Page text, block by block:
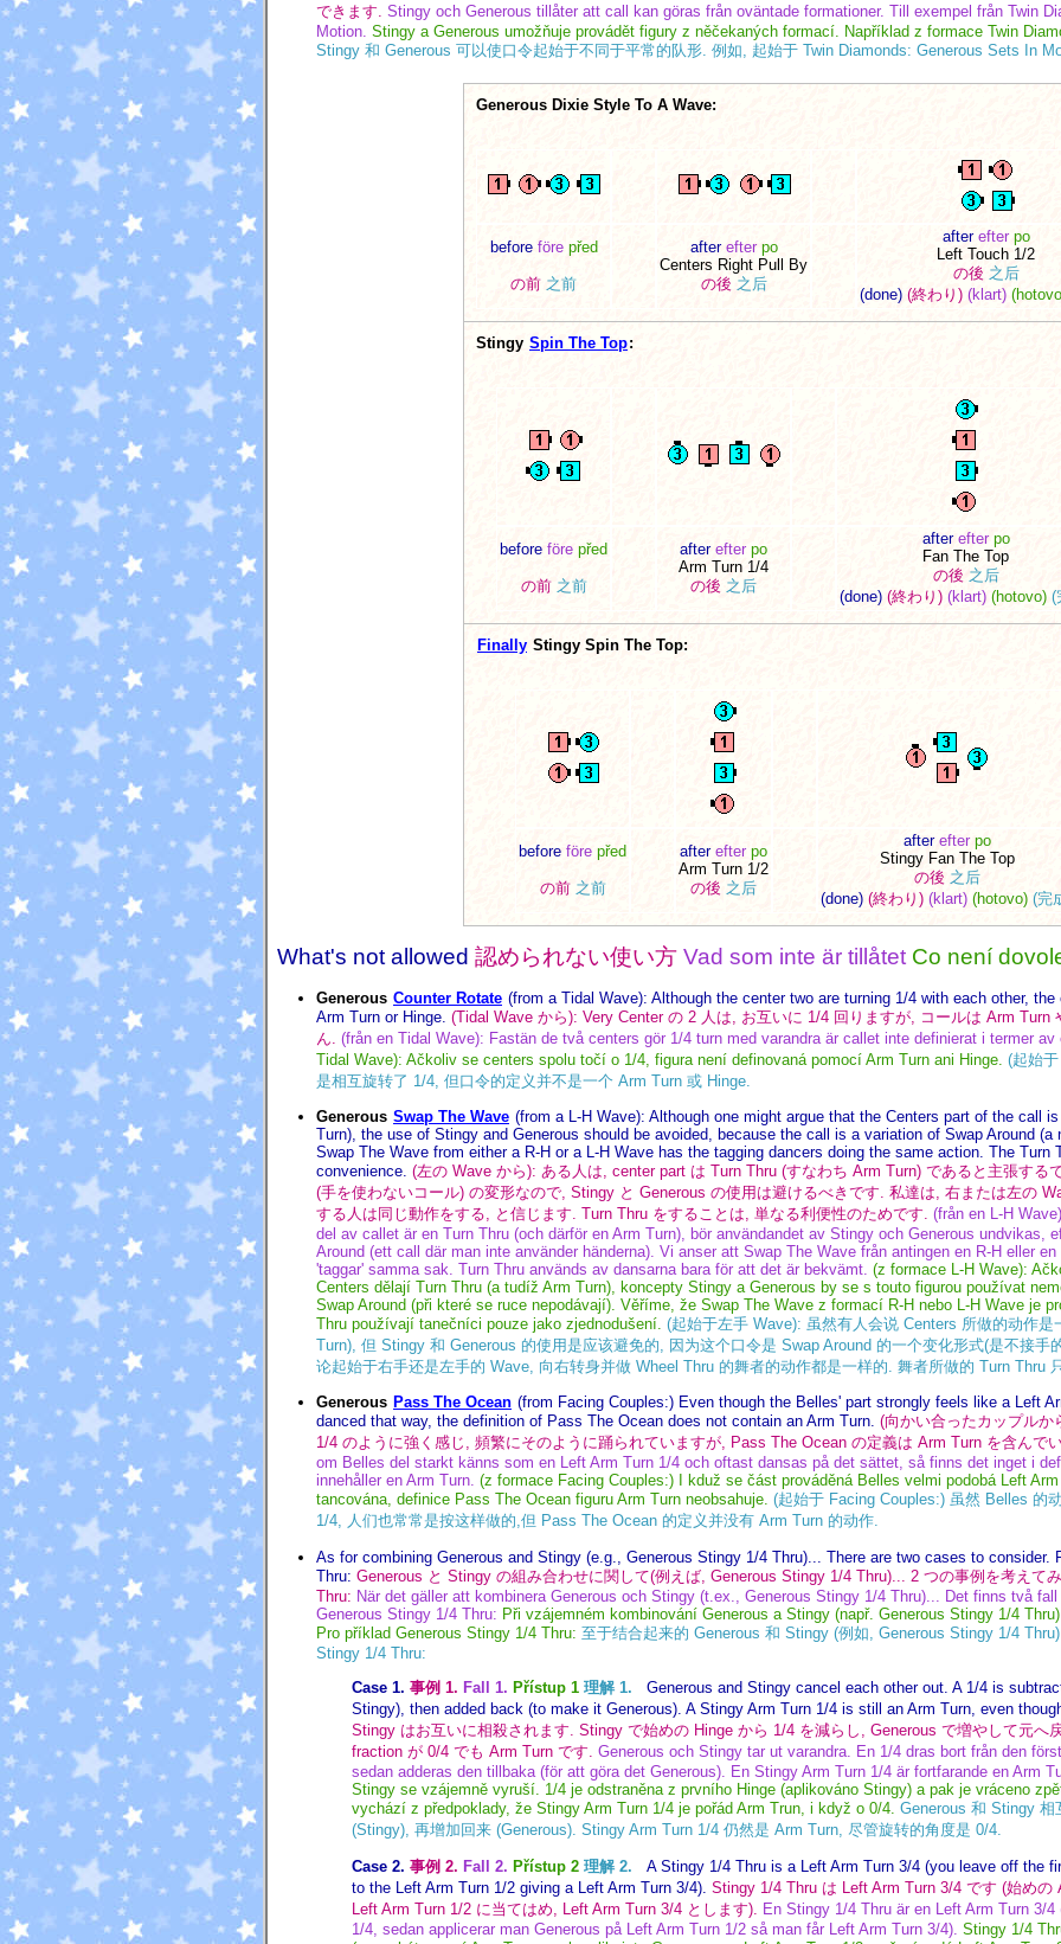
できます. Stingy och Generous tillåter att call kan göras från oväntade formationer. Till exempel från Twin
Motion. Stingy a Generous umožňuje provádět figury z něčekaných formací. Například z formace Twin
Stingy 和 Generous 可以使口令起始于不同于平常的队形. 例如, 起始于 Twin Diamonds: Generous Sets In
Generous Dixie Style To A Wave:
before före před
の前 之前
after efter po
Centers Right Pull By
の後 之后
after efter po
Left Touch 1/2
の後 之后
(done) (終わり) (klart)
Stingy Spin The Top:
before före před
の前 之前
after efter po
Arm Turn 1/4
の後 之后
after efter po
Fan The Top
の後 之后
(done) (終わり) (klart) (hotovo) (
Finally Stingy Spin The Top:
before före před
の前 之前
after efter po
Arm Turn 1/2
の後 之后
after efter po
Stingy Fan The Top
の後 之后
(done) (終わり) (klart) (hotovo) (完
What's not allowed 認められない使い方 Vad som inte är tillåtet Co není
Generous Counter Rotate (from a Tidal Wave): Although the center two are turning 1/4 with each other,
Arm Turn or Hinge. (Tidal Wave から): Very Center の 2 人は, お互いに 1/4 回りますが, コールは Arm Turn
ん. (från en Tidal Wave): Fastän de två centers gör 1/4 turn med varandra är callet inte definierat i termer av
Tidal Wave): Ačkoliv se centers spolu točí o 1/4, figura není definovaná pomocí Arm Turn ani Hinge. (起始
是相互旋转了 1/4, 但口令的定义并不是一个 Arm Turn 或 Hinge.
Generous Swap The Wave (from a L-H Wave): Although one might argue that the Centers part of the call
Turn), the use of Stingy and Generous should be avoided, because the call is a variation of Swap Around (a
Swap The Wave from either a R-H or a L-H Wave has the tagging dancers doing the same action. The Turn
convenience. (左の Wave から): ある人は, center part は Turn Thru (すなわち Arm Turn) であると主張する
(手を使わないコール) の変形なので, Stingy と Generous の使用は避けるべきです. 私達は, 右または左の
する人は同じ動作をする, と信じます. Turn Thru をすることは, 単なる利便性のためです. (från en L-H
del av callet är en Turn Thru (och därför en Arm Turn), bör användandet av Stingy och Generous undvikas,
Around (ett call där man inte använder händerna). Vi anser att Swap The Wave från antingen en R-H eller
'taggar' samma sak. Turn Thru används av dansarna bara för att det är bekvämt. (z formace L-H Wave):
Centers dělají Turn Thru (a tudíž Arm Turn), koncepty Stingy a Generous by se s touto figurou používat
Swap Around (při které se ruce nepodávají). Věříme, že Swap The Wave z formací R-H nebo L-H Wave je
Thru používají tanečníci pouze jako zjednodušení. (起始于左手 Wave): 虽然有人会说 Centers 所做的动作
Turn), 但 Stingy 和 Generous 的使用是应该避免的, 因为这个口令是 Swap Around 的一个变化形式(是不接手
论起始于右手还是左手的 Wave, 向右转身并做 Wheel Thru 的舞者的动作都是一样的. 舞者所做的 Turn Thru
Generous Pass The Ocean (from Facing Couples:) Even though the Belles' part strongly feels like a Left
danced that way, the definition of Pass The Ocean does not contain an Arm Turn. (向かい合ったカップル
1/4 のように強く感じ, 頻繁にそのように踊られていますが, Pass The Ocean の定義は Arm Turn を含んで
om Belles del starkt känns som en Left Arm Turn 1/4 och oftast dansas på det sättet, så finns det inget i
innehåller en Arm Turn. (z formace Facing Couples:) I kduž se část prováděná Belles velmi podobá Left
tancována, definice Pass The Ocean figuru Arm Turn neobsahuje. (起始于 Facing Couples:) 虽然 Belles 的
1/4, 人们也常常是按这样做的,但 Pass The Ocean 的定义并没有 Arm Turn 的动作.
As for combining Generous and Stingy (e.g., Generous Stingy 1/4 Thru)... There are two cases to consider.
Thru: Generous と Stingy の組み合わせに関して(例えば, Generous Stingy 1/4 Thru)... 2 つの事例を考えて
Thru: När det gäller att kombinera Generous och Stingy (t.ex., Generous Stingy 1/4 Thru)... Det finns två
Generous Stingy 1/4 Thru: Při vzájemném kombinování Generous a Stingy (např. Generous Stingy 1/4
Pro příklad Generous Stingy 1/4 Thru: 至于结合起来的 Generous 和 Stingy (例如, Generous Stingy 1/4
Stingy 1/4 Thru:
Case 1. 事例 1. Fall 1. Přístup 1 理解 1.
Generous and Stingy cancel each other out. A 1/4 is
Stingy), then added back (to make it Generous). A Stingy Arm Turn 1/4 is still an Arm Turn, even
Stingy はお互いに相殺されます. Stingy で始めの Hinge から 1/4 を減らし, Generous で増やして元へ
fraction が 0/4 でも Arm Turn です. Generous och Stingy tar ut varandra. En 1/4 dras bort från den
sedan adderas den tillbaka (för att göra det Generous). En Stingy Arm Turn 1/4 är fortfarande en Arm
Stingy se vzájemně vyruší. 1/4 je odstraněna z prvního Hinge (aplikováno Stingy) a pak je vráceno
vychází z předpoklady, že Stingy Arm Turn 1/4 je pořád Arm Trun, i když o 0/4. Generous 和 Stingy
(Stingy), 再增加回来 (Generous). Stingy Arm Turn 1/4 仍然是 Arm Turn, 尽管旋转的角度是 0/4.
Case 2. 事例 2. Fall 2. Přístup 2 理解 2.
A Stingy 1/4 Thru is a Left Arm Turn 3/4 (you leave off the
to the Left Arm Turn 1/2 giving a Left Arm Turn 3/4). Stingy 1/4 Thru は Left Arm Turn 3/4 です (始めの
Left Arm Turn 1/2 に当てはめ, Left Arm Turn 3/4 とします). En Stingy 1/4 Thru är en Left Arm Turn 3/
1/4, sedan applicerar man Generous på Left Arm Turn 1/2 så man får Left Arm Turn 3/4). Stingy 1/4